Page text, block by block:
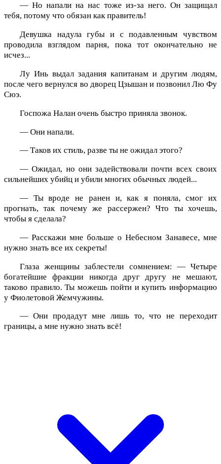
— Но напали на нас тоже из-за него. Он защищал
тебя, потому что обязан как правитель!
Девушка надула губы и с подавленным чувством
проводила взглядом парня, пока тот окончательно не
исчез...
Лу Инь выдал задания капитанам и другим людям,
после чего вернулся во дворец Цзышан и позвонил Лю Фу
Сюэ.
Госпожа Налан очень быстро приняла звонок.
— Они напали.
— Таков их стиль, разве ты не ожидал этого?
— Ожидал, но они задействовали почти всех своих
сильнейших убийц и убили многих обычных людей...
— Ты вроде не ранен и, как я поняла, смог их
прогнать, так почему же рассержен? Что ты хочешь,
чтобы я сделала?
— Расскажи мне больше о Небесном Занавесе, мне
нужно знать все их секреты!
Глаза женщины заблестели сомнением: — Четыре
богатейшие фракции никогда друг другу не мешают,
таково правило. Ты можешь пойти и купить информацию
у Фиолетовой Жемчужины.
— Они продадут мне лишь то, что не переходит
границы, а мне нужно знать всё!